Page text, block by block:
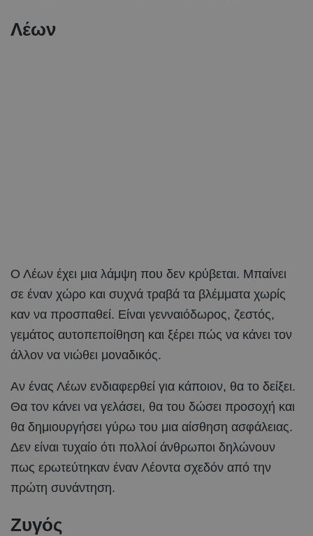
Λέων
Ο Λέων έχει μια λάμψη που δεν κρύβεται. Μπαίνει
σε έναν χώρο και συχνά τραβά τα βλέμματα χωρίς
καν να προσπαθεί. Είναι γενναιόδωρος, ζεστός,
γεμάτος αυτοπεποίθηση και ξέρει πώς να κάνει τον
άλλον να νιώθει μοναδικός.
Αν ένας Λέων ενδιαφερθεί για κάποιον, θα το δείξει.
Θα τον κάνει να γελάσει, θα του δώσει προσοχή και
θα δημιουργήσει γύρω του μια αίσθηση ασφάλειας.
Δεν είναι τυχαίο ότι πολλοί άνθρωποι δηλώνουν
πως ερωτεύτηκαν έναν Λέοντα σχεδόν από την
πρώτη συνάντηση.
Ζυγός